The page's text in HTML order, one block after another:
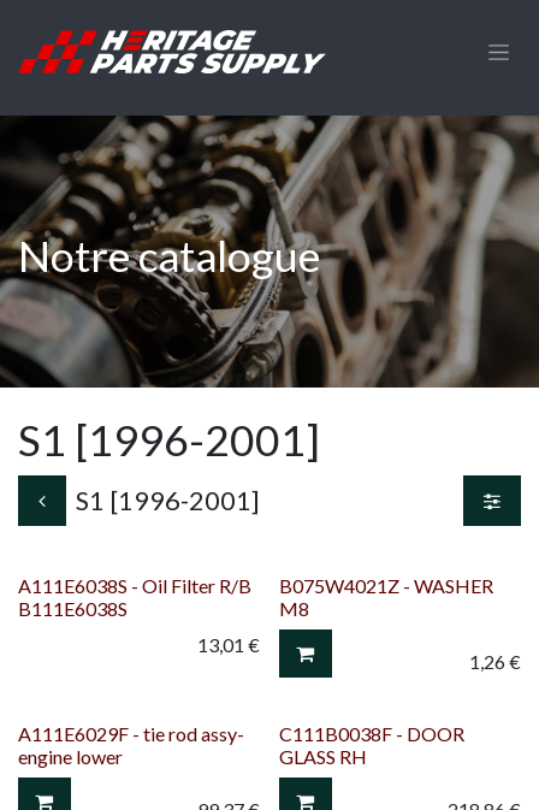
Notre catalogue
S1 [1996-2001]
S1 [1996-2001]
A111E6038S - Oil Filter R/B
B111E6038S
13,01 €
B075W4021Z - WASHER
M8
1,26€
A111E6029F - tie rod assy-
engine lower
C111B0038F - DOOR
GLASS RH